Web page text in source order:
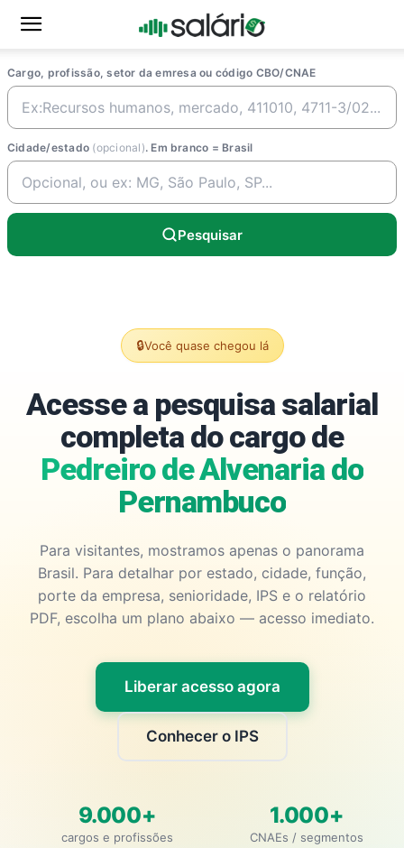
Cargo, profissão, setor da emresa ou código CBO/CNAE
Cidade/estado (opcional). Em branco = Brasil
Pesquisar
🔒Você quase chegou lá
Acesse a pesquisa salarial
completa do cargo de
Pedreiro de Alvenaria do
Pernambuco
Para visitantes, mostramos apenas o panorama
Brasil. Para detalhar por estado, cidade, função,
porte da empresa, senioridade, IPS e o relatório
PDF, escolha um plano abaixo — acesso imediato.
Liberar acesso agora
Conhecer o IPS
9.000+
cargos e profissões
1.000+
CNAEs / segmentos